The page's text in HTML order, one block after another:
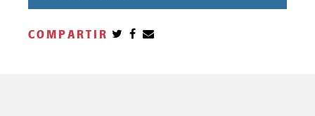
COMPARTIR